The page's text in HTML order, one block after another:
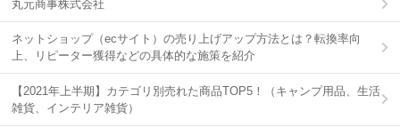
丸元商事株式会社
ネットショップ（ecサイト）の売り上げアップ方法とは？転換率向
上、リピーター獲得などの具体的な施策を紹介
【2021年上半期】カテゴリ別売れた商品TOP5！（キャンプ用品、生活
雑貨、インテリア雑貨）